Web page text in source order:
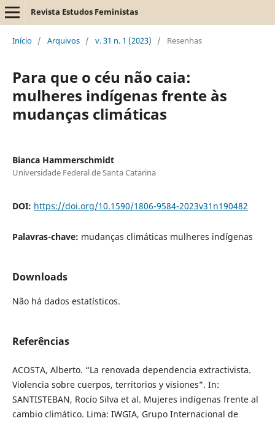
Revista Estudos Feministas
Início / Arquivos / v. 31 n. 1 (2023) / Resenhas
Para que o céu não caia:
mulheres indígenas frente às
mudanças climáticas
Bianca Hammerschmidt
Universidade Federal de Santa Catarina
DOI: https://doi.org/10.1590/1806-9584-2023v31n190482
Palavras-chave: mudanças climáticas mulheres indígenas
Downloads
Não há dados estatísticos.
Referências
ACOSTA, Alberto. “La renovada dependencia extractivista.
Violencia sobre cuerpos, territorios y visiones”. In:
SANTISTEBAN, Rocío Silva et al. Mujeres indígenas frente al
cambio climático. Lima: IWGIA, Grupo Internacional de